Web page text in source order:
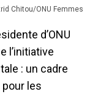
Chitou/ONU Femmes
d’ONU
l’initiative
: un cadre
les